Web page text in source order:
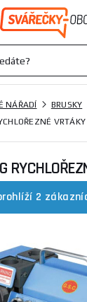
NÁŘADÍ BRUSKY
2